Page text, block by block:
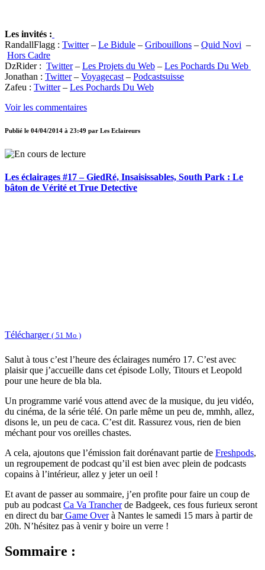
Les invités :
RandallFlagg : Twitter– Le Bidule – Gribouillons – Quid Novi –
Hors Cadre
DzRider : Twitter– Les Projets du Web – Les Pochards Du Web
Jonathan : Twitter– Voyagecast – Podcastsuisse
Zafeu : Twitter– Les Pochards Du Web
Voir les commentaires
Publié le 04/04/2014 à 23:49 par Les Eclaireurs
Les éclairages #17 – GiedRé, Insaisissables, South Park : Le
bâton de Vérité et True Detective
Télécharger ( 51 Mo )
Salut à tous c’est l’heure des éclairages numéro 17. C’est avec
plaisir que j’accueille dans cet épisode Lolly, Titours et Leopold
pour une heure de bla bla.
Un programme varié vous attend avec de la musique, du jeu vidéo,
du cinéma, de la série télé. On parle même un peu de, mmhh, allez,
disons le, un peu de caca. C’est dit. Rassurez vous, rien de bien
méchant pour vos oreilles chastes.
A cela, ajoutons que l’émission fait dorénavant partie de Freshpods,
un regroupement de podcast qu’il est bien avec plein de podcasts
copains à l’intérieur, allez y jeter un oeil !
Et avant de passer au sommaire, j’en profite pour faire un coup de
pub au podcast Ca Va Trancherde Badgeek, ces fous furieux seront
en direct du barGame Overà Nantes le samedi 15 mars à partir de
20h. N’hésitez pas à venir y boire un verre !
Sommaire :